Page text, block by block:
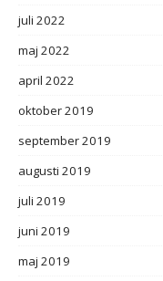
juli 2022
maj 2022
april 2022
oktober 2019
september 2019
augusti 2019
juli 2019
juni 2019
maj 2019